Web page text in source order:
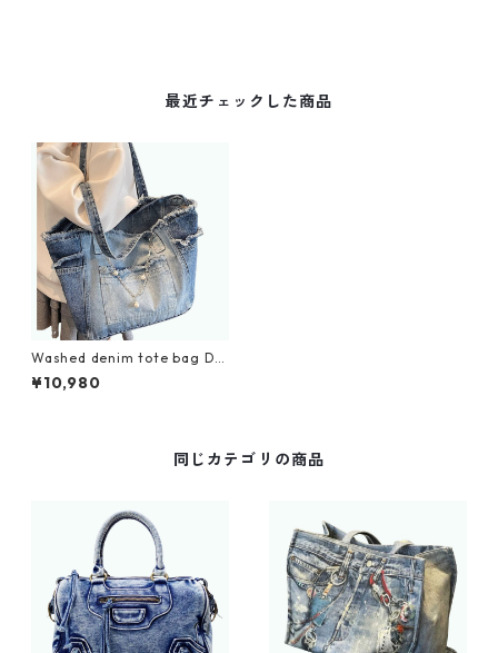
最近チェックした商品
Washed denim tote bag D0
170
¥10,980
同じカテゴリの商品